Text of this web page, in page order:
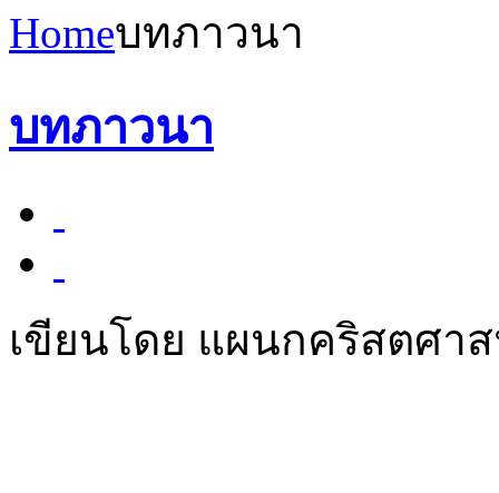
Homeบทภาวนา
บทภาวนา
เขียนโดย แผนกคริสตศา